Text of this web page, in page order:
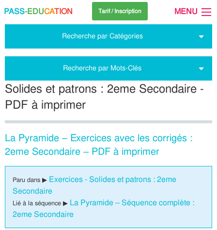
PASS-EDUCATION Tarif / Inscription MENU
Recherche par Catégories
Recherche par Mots-Clés
Solides et patrons : 2eme Secondaire -
PDF à imprimer
La Pyramide – Exercices avec les corrigés :
2eme Secondaire – PDF à imprimer
Paru dans ▶ Exercices - Solides et patrons : 2eme
Secondaire
Lié à la séquence ▶ La Pyramide – Séquence complète :
2eme Secondaire